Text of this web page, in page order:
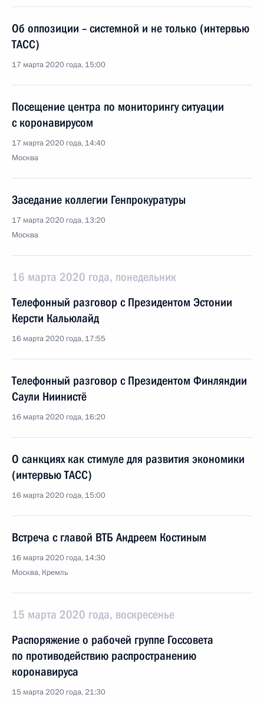
Об оппозиции – системной и не только (интервью
ТАСС)
17 марта 2020 года, 15:00
Посещение центра по мониторингу ситуации
с коронавирусом
17 марта 2020 года, 14:40
Москва
Заседание коллегии Генпрокуратуры
17 марта 2020 года, 13:20
Москва
16 марта 2020 года, понедельник
Телефонный разговор с Президентом Эстонии
Керсти Кальюлайд
16 марта 2020 года, 17:55
Телефонный разговор с Президентом Финляндии
Саули Ниинистё
16 марта 2020 года, 16:20
О санкциях как стимуле для развития экономики
(интервью ТАСС)
16 марта 2020 года, 15:00
Встреча с главой ВТБ Андреем Костиным
16 марта 2020 года, 14:30
Москва, Кремль
15 марта 2020 года, воскресенье
Распоряжение о рабочей группе Госсовета
по противодействию распространению
коронавируса
15 марта 2020 года, 21:30